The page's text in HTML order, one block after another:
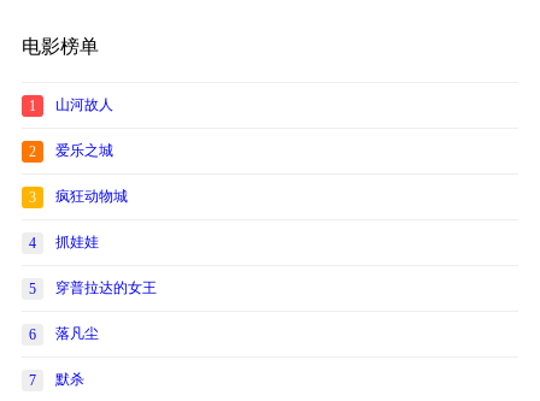
电影榜单
1 山河故人
2 爱乐之城
3 疯狂动物城
4 抓娃娃
5 穿普拉达的女王
6 落凡尘
7 默杀